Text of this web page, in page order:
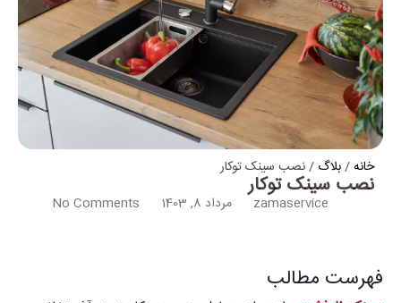
خانه/بلاگ / نصب سینک توکار
نصب سینک توکار
zamaservice مرداد 8, 1403 No Comments
فهرست مطالب